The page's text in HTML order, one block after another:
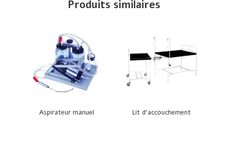
Produits similaires
Aspirateur manuel Lit d’accouchement